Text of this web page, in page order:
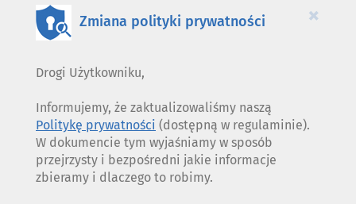
×
Zmiana polityki prywatności
Drogi Użytkowniku,
Informujemy, że zaktualizowaliśmy naszą
Politykę prywatności (dostępną w regulaminie).
W dokumencie tym wyjaśniamy w sposób
przejrzysty i bezpośredni jakie informacje
zbieramy i dlaczego to robimy.